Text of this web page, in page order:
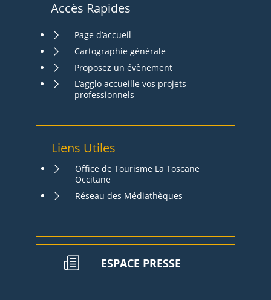
Accès Rapides
Page d’accueil
Cartographie générale
Proposez un évènement
L’agglo accueille vos projets
professionnels
Liens Utiles
Office de Tourisme La Toscane
Occitane
Réseau des Médiathèques
ESPACE PRESSE